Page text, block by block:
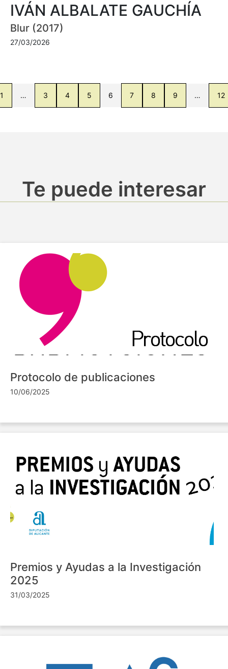
IVÁN ALBALATE GAUCHÍA
Blur (2017)
27/03/2026
1 … 3 4 5 6 7 8 9 … 12
Te puede interesar
Protocolo de publicaciones
10/06/2025
Premios y Ayudas a la Investigación
2025
31/03/2025